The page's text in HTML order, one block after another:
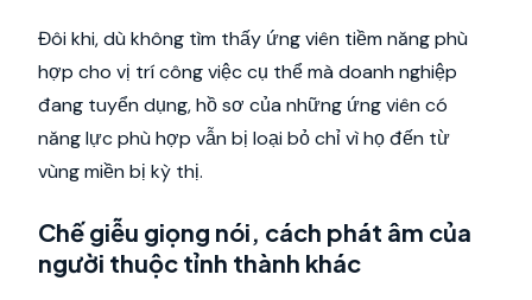
Đôi khi, dù không tìm thấy ứng viên tiềm năng phù
hợp cho vị trí công việc cụ thể mà doanh nghiệp
đang tuyển dụng, hồ sơ của những ứng viên có
năng lực phù hợp vẫn bị loại bỏ chỉ vì họ đến từ
vùng miền bị kỳ thị.
Chế giễu giọng nói, cách phát âm của
người thuộc tỉnh thành khác